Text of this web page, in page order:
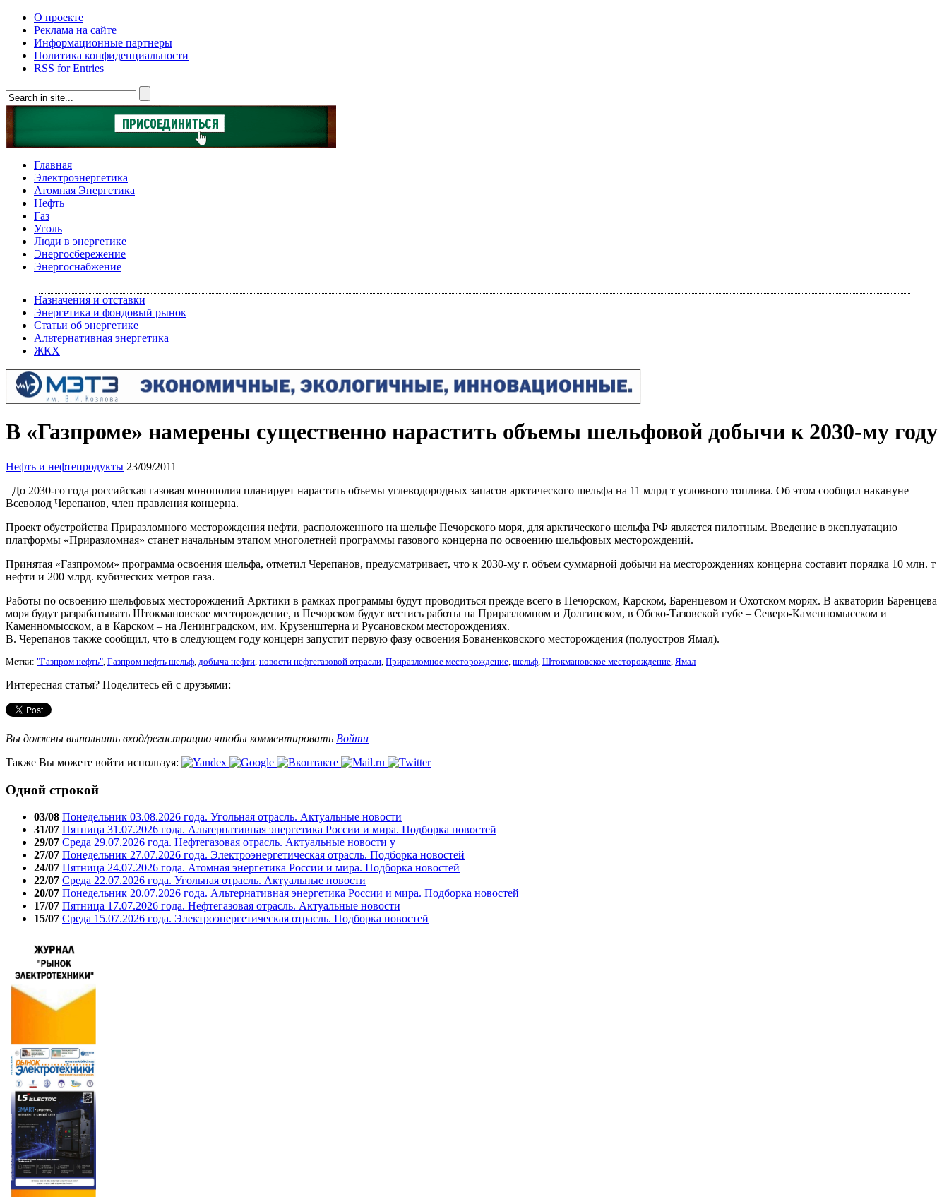
О проекте
Реклама на сайте
Информационные партнеры
Политика конфиденциальности
RSS for Entries
Главная
Электроэнергетика
Атомная Энергетика
Нефть
Газ
Уголь
Люди в энергетике
Энергосбережение
Энергоснабжение
Назначения и отставки
Энергетика и фондовый рынок
Статьи об энергетике
Альтернативная энергетика
ЖКХ
В «Газпроме» намерены существенно нарастить объемы шельфовой добычи к 2030-му году
Нефть и нефтепродукты 23/09/2011
До 2030-го года российская газовая монополия планирует нарастить объемы углеводородных запасов арктического шельфа на 11 млрд т условного топлива. Об этом сообщил накануне
Всеволод Черепанов, член правления концерна.
Проект обустройства Приразломного месторождения нефти, расположенного на шельфе Печорского моря, для арктического шельфа РФ является пилотным. Введение в эксплуатацию
платформы «Приразломная» станет начальным этапом многолетней программы газового концерна по освоению шельфовых месторождений.
Принятая «Газпромом» программа освоения шельфа, отметил Черепанов, предусматривает, что к 2030-му г. объем суммарной добычи на месторождениях концерна составит порядка 10 млн. т
нефти и 200 млрд. кубических метров газа.
Работы по освоению шельфовых месторождений Арктики в рамках программы будут проводиться прежде всего в Печорском, Карском, Баренцевом и Охотском морях. В акватории Баренцева
моря будут разрабатывать Штокмановское месторождение, в Печорском будут вестись работы на Приразломном и Долгинском, в Обско-Тазовской губе – Северо-Каменномысском и
Каменномысском, а в Карском – на Ленинградском, им. Крузенштерна и Русановском месторождениях.
В. Черепанов также сообщил, что в следующем году концерн запустит первую фазу освоения Бованенковского месторождения (полуостров Ямал).
Метки: "Газпром нефть", Газпром нефть шельф, добыча нефти, новости нефтегазовой отрасли, Приразломное месторождение, шельф, Штокмановское месторождение, Ямал
Интересная статья? Поделитесь ей с друзьями:
Вы должны выполнить вход/регистрацию чтобы комментировать Войти
Также Вы можете войти используя:
Одной строкой
03/08 Понедельник 03.08.2026 года. Угольная отрасль. Актуальные новости
31/07 Пятница 31.07.2026 года. Альтернативная энергетика России и мира. Подборка новостей
29/07 Среда 29.07.2026 года. Нефтегазовая отрасль. Актуальные новости у
27/07 Понедельник 27.07.2026 года. Электроэнергетическая отрасль. Подборка новостей
24/07 Пятница 24.07.2026 года. Атомная энергетика России и мира. Подборка новостей
22/07 Среда 22.07.2026 года. Угольная отрасль. Актуальные новости
20/07 Понедельник 20.07.2026 года. Альтернативная энергетика России и мира. Подборка новостей
17/07 Пятница 17.07.2026 года. Нефтегазовая отрасль. Актуальные новости
15/07 Среда 15.07.2026 года. Электроэнергетическая отрасль. Подборка новостей